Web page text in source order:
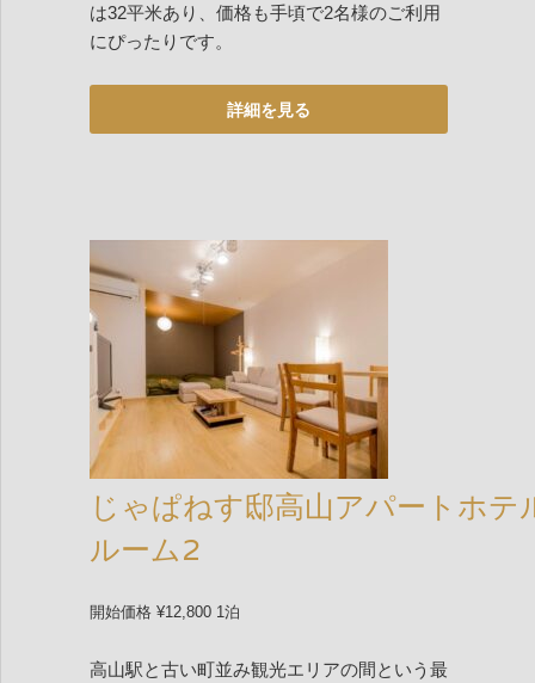
は32平米あり、価格も手頃で2名様のご利用
にぴったりです。
じゃぱねす邸高山アパートホテ
ルーム2
開始価格 ¥12,800 1泊
高山駅と古い町並み観光エリアの間という最